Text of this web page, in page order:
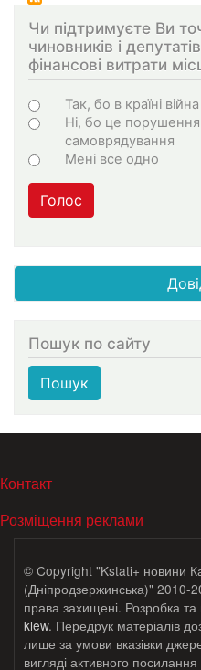
Чи підтримуєте Ви
чиновників і
фінансові витрати
Choices
Так, бо в країні війна
Ні, бо це
самоврядування
Мені все одно
Голос
Пошук по сайту
Пошук
МЕНЮ В ПОДВАЛЕ
Контакт
Розміщення реклами
© Copyright "Kstati+ новини
(Дніпродзержинська)" 2010-
права захищені. Розробка та
klew. Передрук матеріалів
лише за умови вказівки
вигляді активного